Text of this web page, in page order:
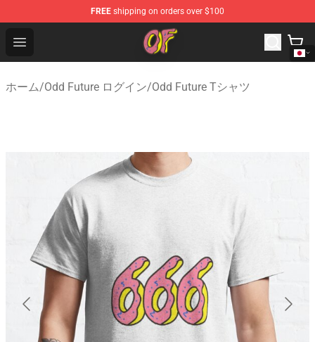
FREE shipping on orders over $100
Open menu
Odd Future Shop - Official Odd Future Merchandise Store
ホーム/Odd Future ログイン/Odd Future Tシャツ